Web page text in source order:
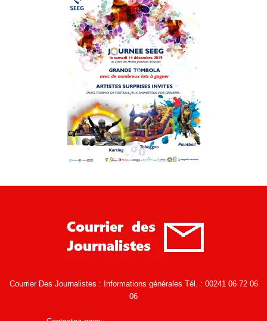
Courrier Des Journalistes : Informations générales Tél. : 00241 06 72 06
06